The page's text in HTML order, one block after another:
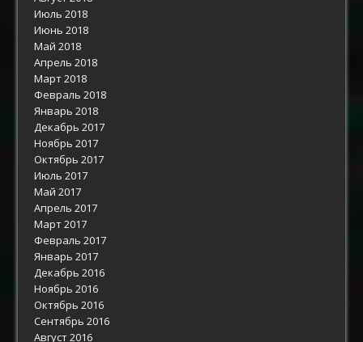
Июль 2018
Июнь 2018
Май 2018
Апрель 2018
Март 2018
Февраль 2018
Январь 2018
Декабрь 2017
Ноябрь 2017
Октябрь 2017
Июль 2017
Май 2017
Апрель 2017
Март 2017
Февраль 2017
Январь 2017
Декабрь 2016
Ноябрь 2016
Октябрь 2016
Сентябрь 2016
Август 2016